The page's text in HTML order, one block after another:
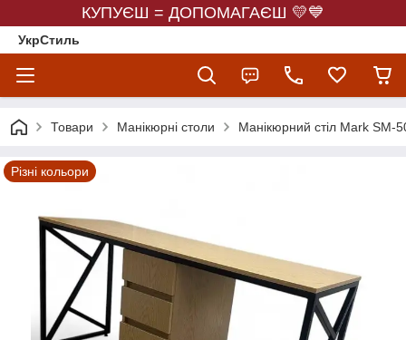
КУПУЄШ = ДОПОМАГАЄШ 💛💙
УкрСтиль
Товари Манікюрні столи Манікюрний стіл Mark SM-
Різні кольори